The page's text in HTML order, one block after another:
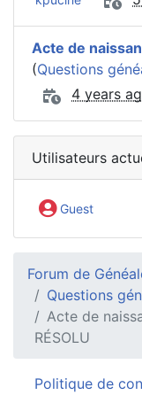
Acte de
(Questions
4 years
Utilisateurs
Guest
Forum de
Questions
Acte de
RÉSOLU
Politique de